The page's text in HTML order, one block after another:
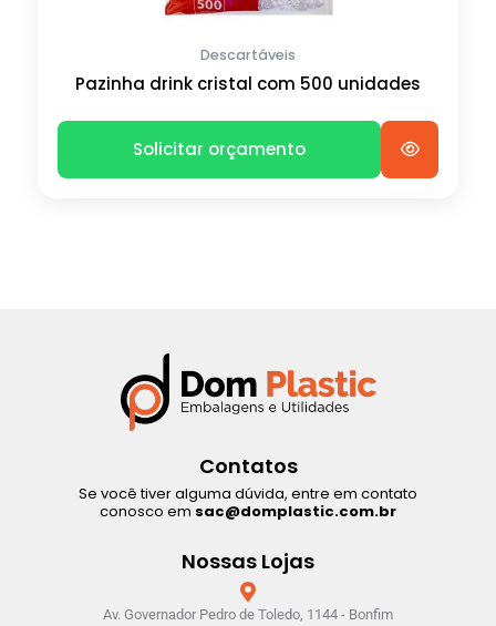
Descartáveis
Pazinha drink cristal com 500 unidades
Solicitar orçamento
Contatos
Se você tiver alguma dúvida, entre em contato
conosco em sac@domplastic.com.br
Nossas Lojas
Av. Governador Pedro de Toledo, 1144 - Bonfim